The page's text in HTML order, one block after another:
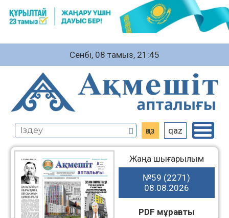
Сенбі, 08 тамыз, 21:45
қаз qaz
Жаңа шығарылым
№59 (2271)
08.08.2026
PDF мұрағаты